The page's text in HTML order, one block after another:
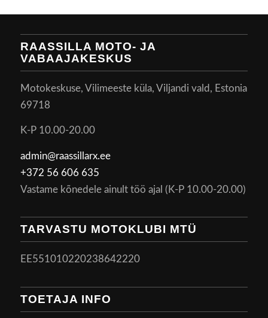
RAASSILLA MOTO- JA
VABAAJAKESKUS
Motokeskuse, Vilimeeste küla, Viljandi vald, Estonia
69718
K-P 10.00-20.00
admin@raassillarx.ee
+372 56 606 635
Vastame kõnedele ainult töö ajal (K-P 10.00-20.00)
TARVASTU MOTOKLUBI MTÜ
EE551010220238642220
TOETAJA INFO